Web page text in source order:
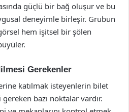
güçlü bir bağ oluşur ve bu
deneyimle birleşir. Grubun
hem işitsel bir şölen
Gerekenler
katılmak isteyenlerin bilet
bazı noktalar vardır.